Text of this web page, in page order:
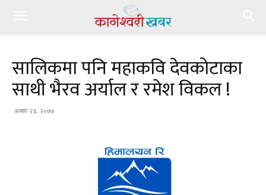
सालिकमा पनि महाकवि देवकोटाका
साथी भैरव अर्याल र रमेश विकल !
असार २३, २०७७